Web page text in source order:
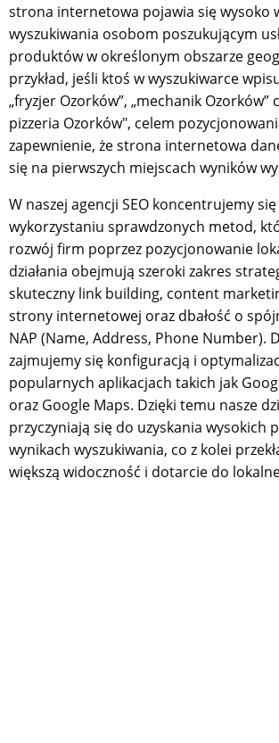
strona internetowa pojawia się wysoko
wyszukiwania osobom poszukującym
produktów w określonym obszarze
przykład, jeśli ktoś w wyszukiwarce
„fryzjer Ozorków”, „mechanik Ozorków”
pizzeria Ozorków", celem
zapewnienie, że strona internetowa
się na pierwszych miejscach wyników
W naszej agencji SEO koncentrujemy
wykorzystaniu sprawdzonych metod,
rozwój firm poprzez pozycjonowanie
działania obejmują szeroki zakres
skuteczny link building, content
strony internetowej oraz dbałość o
NAP (Name, Address, Phone Number).
zajmujemy się konfiguracją i
popularnych aplikacjach takich jak
oraz Google Maps. Dzięki temu nasze
przyczyniają się do uzyskania wysokich
wynikach wyszukiwania, co z kolei
większą widoczność i dotarcie do